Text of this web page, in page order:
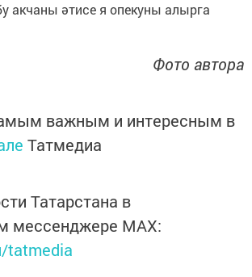
акчаны әтисе я опекуны алырга
Фото автора
важным и интересным в
Татмедиа
Татарстана в
мессенджере MАХ:
tatmedia